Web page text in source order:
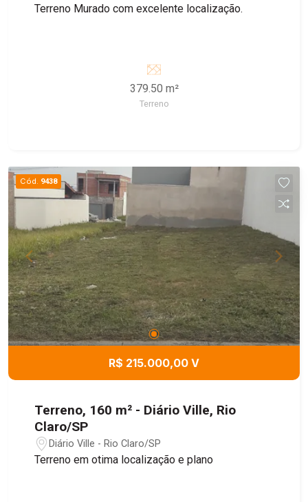
Terreno Murado com excelente localização.
379.50 m²
Terreno
Cód. 9438
R$ 215.000,00 V
Terreno, 160 m² - Diário Ville, Rio
Claro/SP
Diário Ville - Rio Claro/SP
Terreno em otima localização e plano